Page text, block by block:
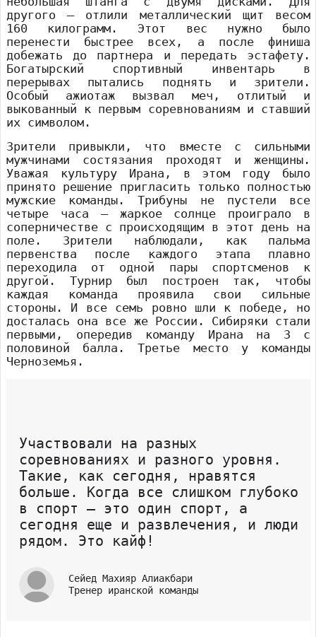
другого – отлили металлический щит весом
160 килограмм. Этот вес нужно было
перенести быстрее всех, а после финиша
добежать до партнера и передать эстафету.
Богатырский спортивный инвентарь в
перерывах пытались поднять и зрители.
Особый ажиотаж вызвал меч, отлитый и
выкованный к первым соревнованиям и ставший
их символом.
Зрители привыкли, что вместе с сильными
мужчинами состязания проходят и женщины.
Уважая культуру Ирана, в этом году было
принято решение пригласить только полностью
мужские команды. Трибуны не пустели все
четыре часа – жаркое солнце проиграло в
соперничестве с происходящим в этот день на
поле. Зрители наблюдали, как пальма
первенства после каждого этапа плавно
переходила от одной пары спортсменов к
другой. Турнир был построен так, чтобы
каждая команда проявила свои сильные
стороны. И все семь ровно шли к победе, но
досталась она все же России. Сибиряки стали
первыми, опередив команду Ирана на 3 с
половиной балла. Третье место у команды
Черноземья.
Участвовали на разных
соревнованиях и разного уровня.
Такие, как сегодня, нравятся
больше. Когда все слишком глубоко
в спорт – это один спорт, а
сегодня еще и развлечения, и люди
рядом. Это кайф!
Сейед Махияр Алиакбари
Тренер иранской команды